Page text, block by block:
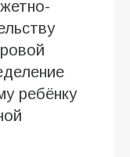
ребёнку